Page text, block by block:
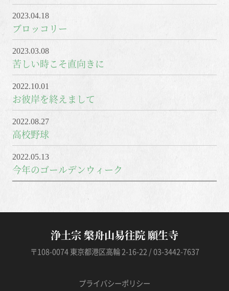
2023.04.18
ブロッコリー
2023.03.08
苦しい時こそ直向きに
2022.10.01
お彼岸を終えまして
2022.08.27
高校野球
2022.05.13
今年のゴールデンウィーク
浄土宗 槃舟山易往院 願生寺
〒108-0074 東京都港区高輪 2-16-22 / 03-3442-7637
プライバシーポリシー